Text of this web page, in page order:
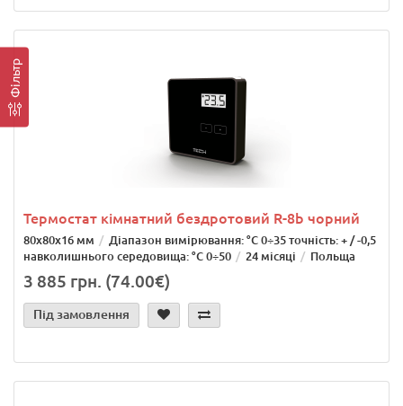
Фільтр
Термостат кімнатний бездротовий R-8b чорний
80х80х16 мм
Діапазон вимірювання: °C 0÷35 точність: + / -0,5
навколишнього середовища: °C 0÷50
24 місяці Польща
3 885 грн. (74.00€)
Під замовлення